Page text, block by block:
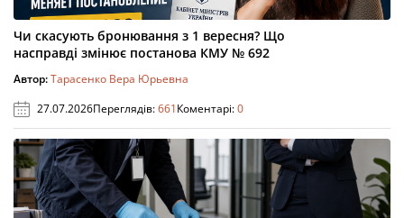
Чи скасують бронювання з 1 вересня? Що
насправді змінює постанова КМУ № 692
Автор:Тарасенко Вера Юрьевна
27.07.2026Переглядів:661Коментарі:0